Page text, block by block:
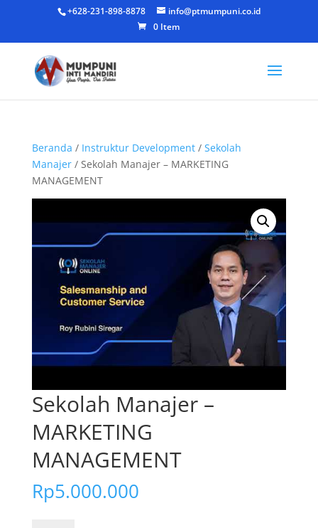
+628-231-898-8878
info@ptmumpuni.co.id
0 Item
Beranda / Instruktur Development/ Sekolah
Manajer/ Sekolah Manajer – MARKETING
MANAGEMENT
Sekolah Manajer –
MARKETING
MANAGEMENT
Rp5.000.000